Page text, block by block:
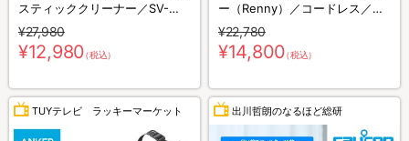
スティッククリーナー／SV-
S281
¥27,980
¥12,980（税込）
ー（Renny）／コードレス／軽
量／布団クリーナー
¥22,780
¥14,800（税込）
TUYテレビ ラッキーマーケット 出川哲朗のなるほど総研